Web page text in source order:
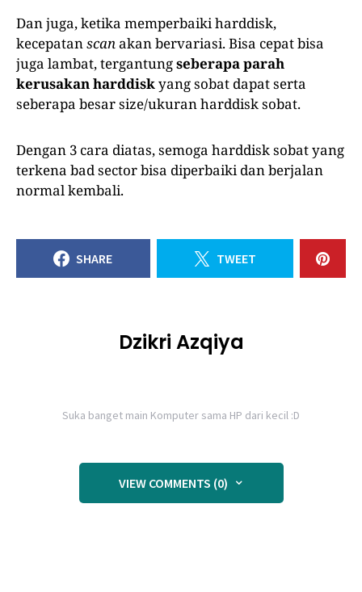
Dan juga, ketika memperbaiki harddisk,
kecepatanscanakan bervariasi. Bisa cepat bisa
juga lambat, tergantungseberapa parah
kerusakan harddiskyang sobat dapat serta
seberapa besar size/ukuran harddisk sobat.
Dengan 3 cara diatas, semoga harddisk sobat yang
terkena bad sector bisa diperbaiki dan berjalan
normal kembali.
SHARE TWEET
Dzikri Azqiya
Suka banget main Komputer sama HP dari kecil :D
VIEW COMMENTS (0)